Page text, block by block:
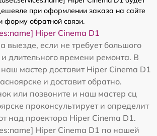
при оформлении заказа на сайте
форму обратной связи.
Hiper Cinema D1
выезде, если не требует большого
длительного времени ремонта. В
мастер доставит Hiper Cinema D1
и доставит обратно.
или позвоните и наш мастер сц
проконсультирует и определит
над проектора Hiper Cinema D1.
Hiper Cinema D1 по нашей